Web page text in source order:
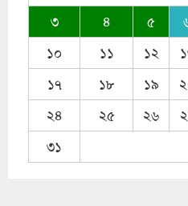
৩
৪ ৫
১০
১১ ১২
১৭
১৮ ১৯
২৪
২৫ ২৬
৩১